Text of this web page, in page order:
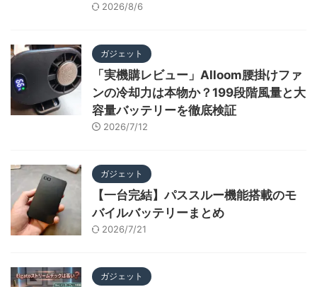
2026/8/6
ガジェット
「実機購レビュー」Alloom腰掛けファ
ンの冷却力は本物か？199段階風量と大
容量バッテリーを徹底検証
2026/7/12
ガジェット
【一台完結】パススルー機能搭載のモ
バイルバッテリーまとめ
2026/7/21
ガジェット